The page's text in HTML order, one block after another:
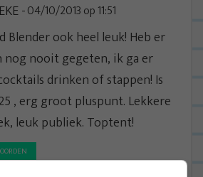
04/10/2013 op 11:51
Blender ook heel leuk! Heb er
nog nooit gegeten, ik ga er
drinken of stappen! Is
, erg groot pluspunt. Lekkere
leuk publiek. Toptent!